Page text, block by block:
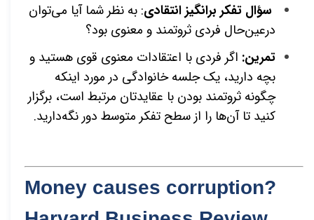
سؤال تفکر برانگیز انتقادی: به نظر شما آیا می‌توان
درعین‌حال فردی ثروتمند و معنوی بود؟
تمرین: اگر فردی با اعتقادات معنوی قوی هستید و
بچه دارید، یک جلسه خانوادگی در مورد اینکه
چگونه ثروتمند بودن با عقایدتان مرتبط است، برگزار
کنید تا آن‌ها را از سطح تفکر متوسط دور نگه‌دارید.
?Money causes corruption